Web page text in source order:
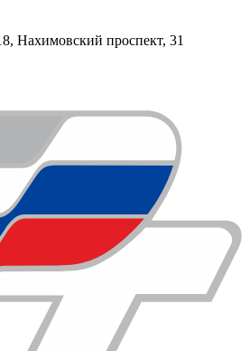
Нахимовский проспект, 31